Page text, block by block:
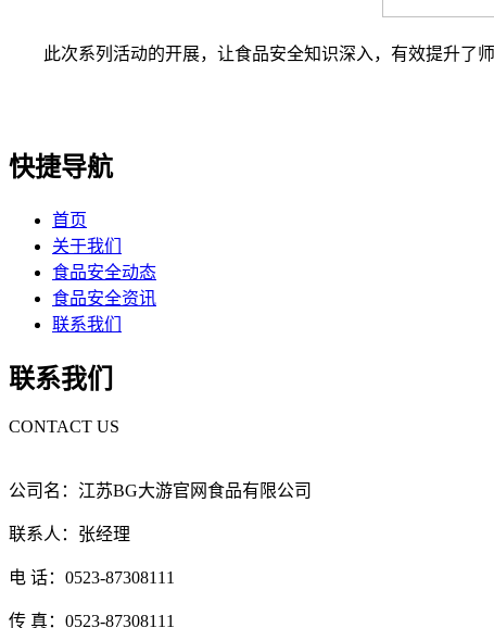
此次系列活动的开展，让食品安全知识深入，有效提升了师
快捷导航
首页
关于我们
食品安全动态
食品安全资讯
联系我们
联系我们
CONTACT US
公司名：江苏BG大游官网食品有限公司
联系人：张经理
电 话：0523-87308111
传 真：0523-87308111